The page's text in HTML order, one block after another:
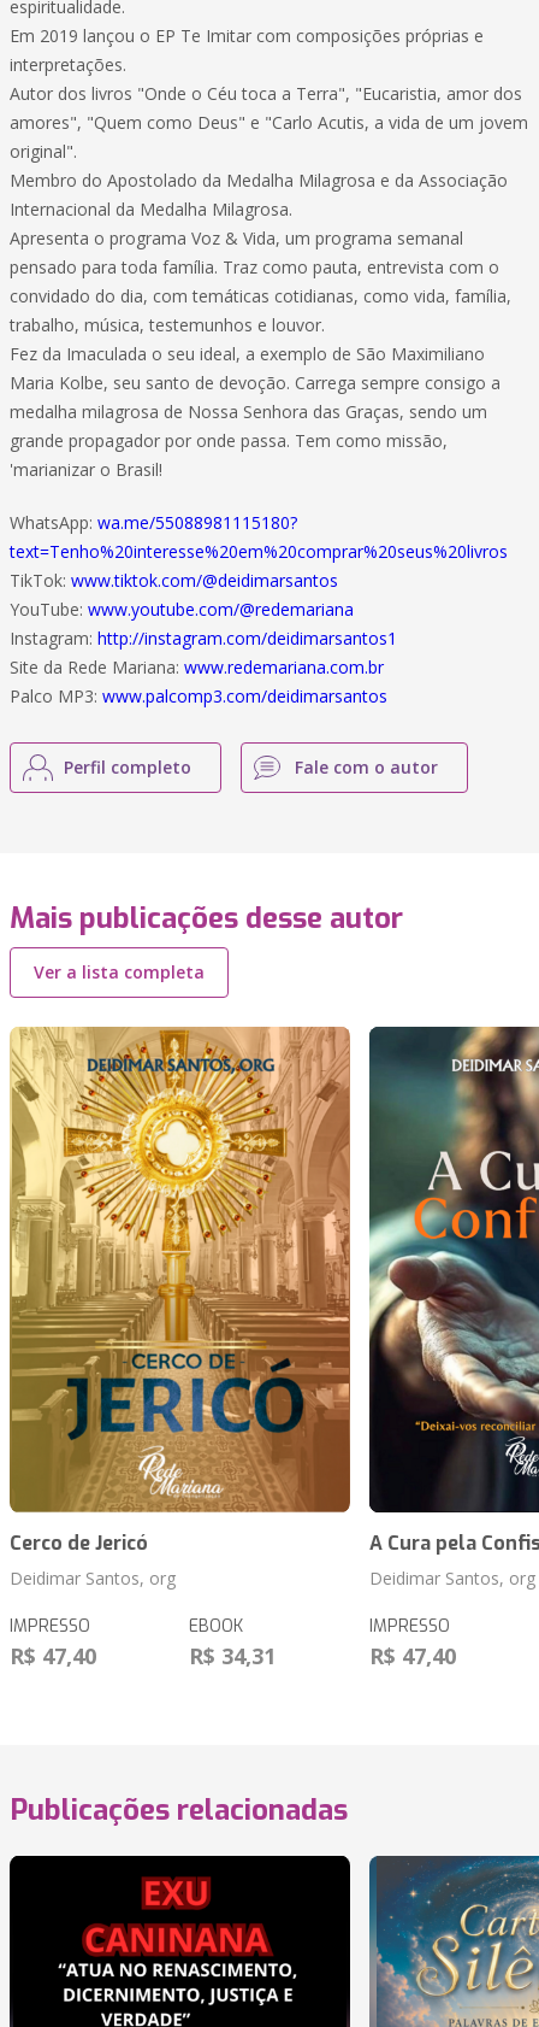
espiritualidade.
Em 2019 lançou o EP Te Imitar com composições próprias e
interpretações.
Autor dos livros "Onde o Céu toca a Terra", "Eucaristia, amor dos
amores", "Quem como Deus" e "Carlo Acutis, a vida de um jovem
original".
Membro do Apostolado da Medalha Milagrosa e da Associação
Internacional da Medalha Milagrosa.
Apresenta o programa Voz & Vida, um programa semanal
pensado para toda família. Traz como pauta, entrevista com o
convidado do dia, com temáticas cotidianas, como vida, família,
trabalho, música, testemunhos e louvor.
Fez da Imaculada o seu ideal, a exemplo de São Maximiliano
Maria Kolbe, seu santo de devoção. Carrega sempre consigo a
medalha milagrosa de Nossa Senhora das Graças, sendo um
grande propagador por onde passa. Tem como missão,
'marianizar o Brasil!
WhatsApp: wa.me/55088981115180?
text=Tenho%20interesse%20em%20comprar%20seus%20livros
TikTok: www.tiktok.com/@deidimarsantos
YouTube: www.youtube.com/@redemariana
Instagram: http://instagram.com/deidimarsantos1
Site da Rede Mariana: www.redemariana.com.br
Palco MP3: www.palcomp3.com/deidimarsantos
Perfil completo Fale com o autor
Mais publicações desse autor
Ver a lista completa
Cerco de Jericó
Deidimar Santos, org
IMPRESSO
R$ 47,40
EBOOK
R$ 34,31
A Cura pela
Deidimar Santos, org
IMPRESSO
R$ 47,40
Publicações relacionadas